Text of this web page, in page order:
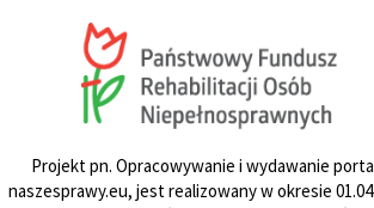
Projekt pn. Opracowywanie i wydawanie
naszesprawy.eu, jest realizowany w okresie